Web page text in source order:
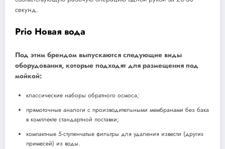
секунд.
Prio Новая вода
Под этим брендом выпускаются следующие виды
оборудования, которые подходят для размещения под
мойкой:
классические наборы обратного осмоса;
прямоточные аналоги с производительными мембранами без бака
в комплекте стандартной поставки;
компактные 5-ступенчатые фильтры для удаления извести (других
примесей) из воды.